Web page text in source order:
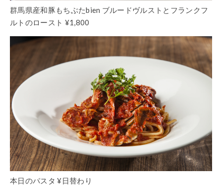
群馬県産和豚もちぶたbien ブルードヴルストとフランクフ
ルトのロースト ¥1,800
本日のパスタ ¥日替わり